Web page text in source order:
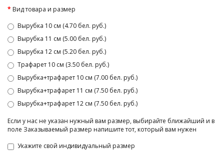
Вид товара и размер
Вырубка 10 см (4.70 бел. руб.)
Вырубка 11 см (5.00 бел. руб.)
Вырубка 12 см (5.20 бел. руб.)
Трафарет 10 см (3.50 бел. руб.)
Вырубка+трафарет 10 см (7.00 бел. руб.)
Вырубка+трафарет 11 см (7.50 бел. руб.)
Вырубка+трафарет 12 см (7.50 бел. руб.)
Если у нас не указан нужный вам размер, выбирайте ближайший и в
поле Заказываемый размер напишите тот, который вам нужен
Укажите свой индивидуальный размер